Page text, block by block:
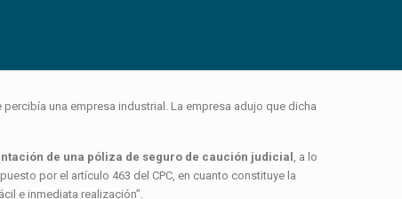
una empresa industrial. La empresa adujo que dicha
de una póliza de seguro de caución judicial , a lo
por el artículo 463 del CPC, en cuanto constituye la
e inmediata realización”.